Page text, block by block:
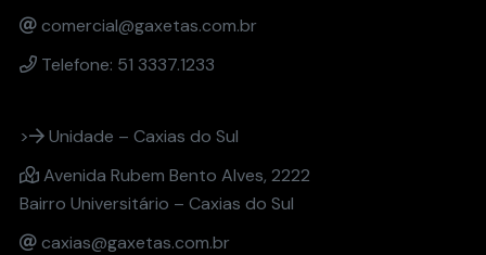
comercial@gaxetas.com.br
Telefone: 51 3337.1233
>
Unidade – Caxias do Sul
Avenida Rubem Bento Alves, 2222
Bairro Universitário – Caxias do Sul
caxias@gaxetas.com.br